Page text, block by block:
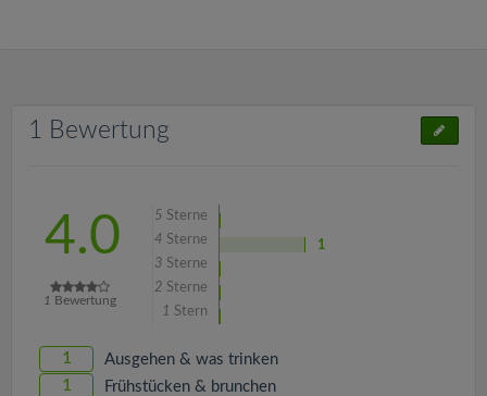
1 Bewertung
4.0
1 Bewertung
5 Sterne
4 Sterne
1
3 Sterne
2 Sterne
1 Stern
1 Ausgehen & was trinken
1 Frühstücken & brunchen